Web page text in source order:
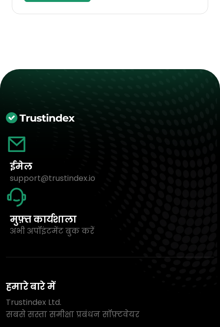
ईमेल
support@trustindex.io
मुफ़्त कार्यशाला
अभी अपॉइंटमेंट बुक करें
हमारे बारे में
Trustindex Ltd.
सबसे सस्ता समीक्षा प्रबंधन सॉफ़्टवेयर